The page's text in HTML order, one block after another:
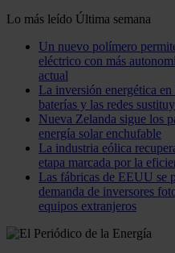
Lo más leído Última semana
Un nuevo polímero
eléctrico con más
actual
La inversión energética
baterías y las redes
Nueva Zelanda sigue los
energía solar enchufable
La industria eólica
etapa marcada por la
Las fábricas de EEUU se
demanda de inversores
equipos extranjeros